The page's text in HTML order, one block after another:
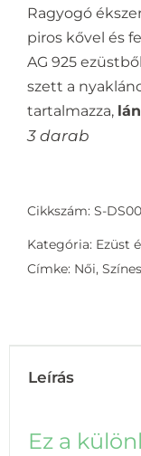
Ragyogó
piros kővel és
AG 925
szett a
tartalmazza,
3 darab
Cikkszám: S-
Kategória: Ezüst
Címke: Női, Színes
Leírás
Ez a